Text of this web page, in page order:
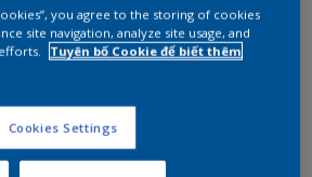
you agree to the storing of cookies
site navigation, analyze site usage, and
Tuyên bố Cookie để biết thêm
Cookies Settings